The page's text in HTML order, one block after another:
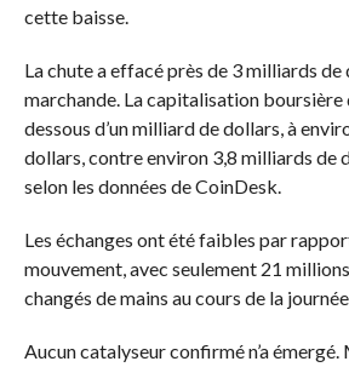
cette baisse.
La chute a effacé près de 3 milliards
marchande. La capitalisation
dessous d’un milliard de dollars, à
dollars, contre environ 3,8 milliards de
selon les données de CoinDesk.
Les échanges ont été faibles par
mouvement, avec seulement 21
changés de mains au cours de la
Aucun catalyseur confirmé n’a